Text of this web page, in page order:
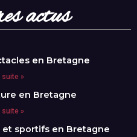
actus
en Bretagne
suite »
en Bretagne
suite »
sportifs en Bretagne